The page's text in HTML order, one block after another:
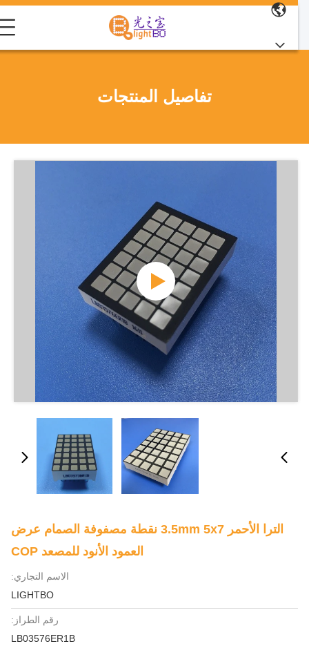
تفاصيل المنتجات
الترا الأحمر 3.5mm 5x7 نقطة مصفوفة الصمام عرض
العمود الأنود للمصعد COP
الاسم التجاري:
LIGHTBO
رقم الطراز:
LB03576ER1B